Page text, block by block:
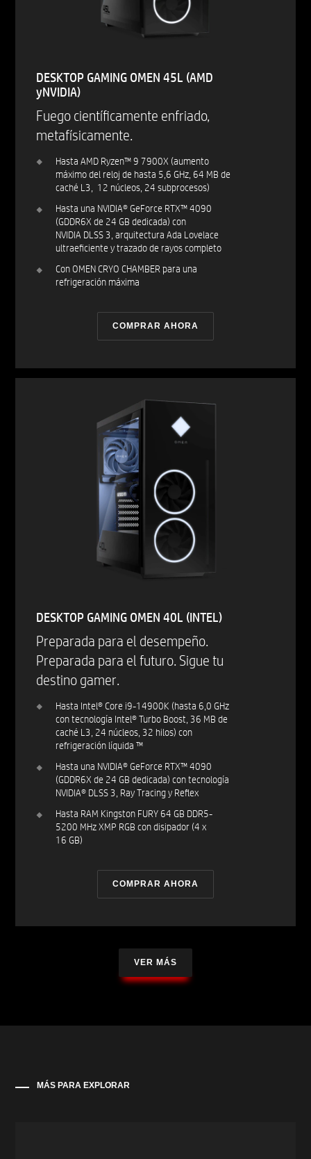
DESKTOP GAMING OMEN 45L (AMD
yNVIDIA)
Fuego científicamente enfriado,
metafísicamente.
Hasta AMD Ryzen™ 9 7900X (aumento
máximo del reloj de hasta 5,6 GHz, 64 MB de
caché L3, 12 núcleos, 24 subprocesos)
Hasta una NVIDIA® GeForce RTX™ 4090
(GDDR6X de 24 GB dedicada) con
NVIDIA DLSS 3, arquitectura Ada Lovelace
ultraeficiente y trazado de rayos completo
Con OMEN CRYO CHAMBER para una
refrigeración máxima
COMPRAR AHORA
DESKTOP GAMING OMEN 40L (INTEL)
Preparada para el desempeño.
Preparada para el futuro. Sigue tu
destino gamer.
Hasta Intel® Core i9-14900K (hasta 6,0 GHz
con tecnología Intel® Turbo Boost, 36 MB de
caché L3, 24 núcleos, 32 hilos) con
refrigeración líquida ™
Hasta una NVIDIA® GeForce RTX™ 4090
(GDDR6X de 24 GB dedicada) con tecnología
NVIDIA® DLSS 3, Ray Tracing y Reflex
Hasta RAM Kingston FURY 64 GB DDR5-
5200 MHz XMP RGB con disipador (4 x
16 GB)
COMPRAR AHORA
VER MÁS
MÁS PARA EXPLORAR